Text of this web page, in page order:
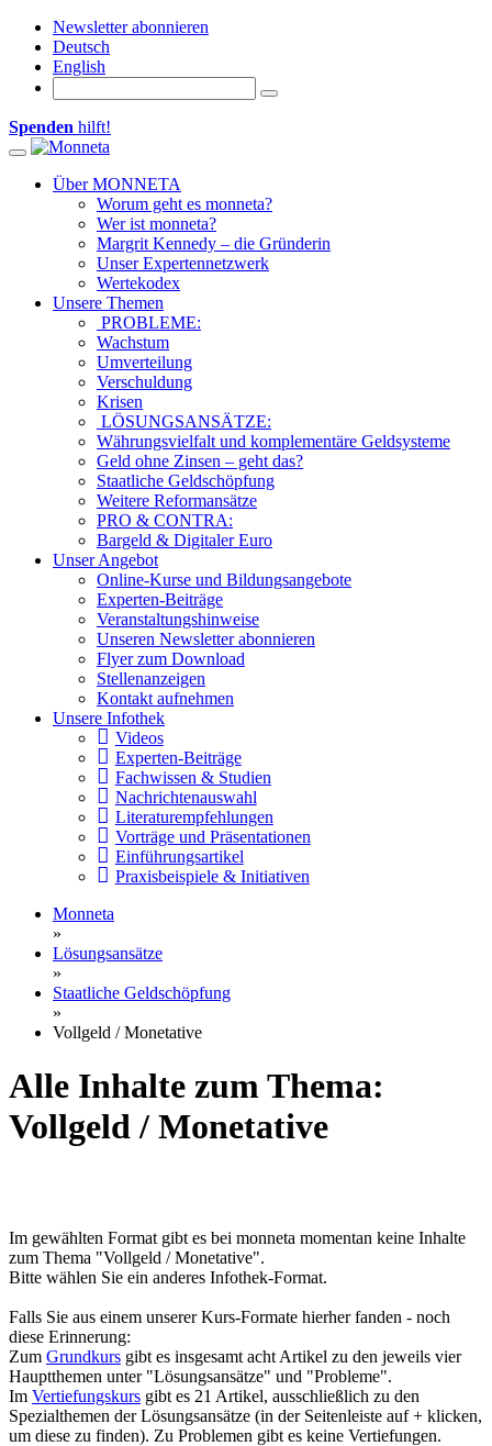
Newsletter abonnieren
Deutsch
English
Spenden hilft!
Toggle navigation
Über MONNETA
Worum geht es monneta?
Wer ist monneta?
Margrit Kennedy – die Gründerin
Unser Expertennetzwerk
Wertekodex
Unsere Themen
PROBLEME:
Wachstum
Umverteilung
Verschuldung
Krisen
LÖSUNGSANSÄTZE:
Währungsvielfalt und komplementäre Geldsysteme
Geld ohne Zinsen – geht das?
Staatliche Geldschöpfung
Weitere Reformansätze
PRO & CONTRA:
Bargeld & Digitaler Euro
Unser Angebot
Online-Kurse und Bildungsangebote
Experten-Beiträge
Veranstaltungshinweise
Unseren Newsletter abonnieren
Flyer zum Download
Stellenanzeigen
Kontakt aufnehmen
Unsere Infothek
Videos
Experten-Beiträge
Fachwissen & Studien
Nachrichtenauswahl
Literaturempfehlungen
Vorträge und Präsentationen
Einführungsartikel
Praxisbeispiele & Initiativen
Monneta
»
Lösungsansätze
»
Staatliche Geldschöpfung
»
Vollgeld / Monetative
Alle Inhalte zum Thema:
Vollgeld / Monetative
Im gewählten Format gibt es bei monneta momentan keine Inhalte
zum Thema "Vollgeld / Monetative".
Bitte wählen Sie ein anderes Infothek-Format.
Falls Sie aus einem unserer Kurs-Formate hierher fanden - noch
diese Erinnerung:
Zum Grundkurs gibt es insgesamt acht Artikel zu den jeweils vier
Hauptthemen unter "Lösungsansätze" und "Probleme".
Im Vertiefungskurs gibt es 21 Artikel, ausschließlich zu den
Spezialthemen der Lösungsansätze (in der Seitenleiste auf + klicken,
um diese zu finden). Zu Problemen gibt es keine Vertiefungen.